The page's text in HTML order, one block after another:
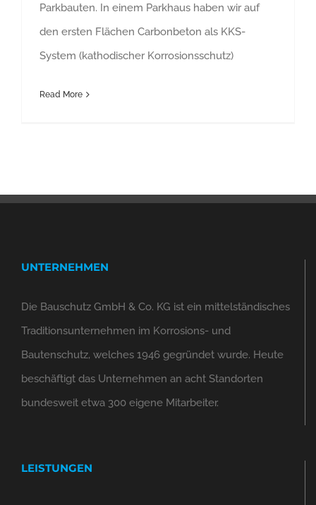
Parkbauten. In einem Parkhaus haben wir auf
den ersten Flächen Carbonbeton als KKS-
System (kathodischer Korrosionsschutz)
Read More
UNTERNEHMEN
Die Bauschutz GmbH & Co. KG ist ein mittelständisches
Traditionsunternehmen im Korrosions- und
Bautenschutz, welches 1946 gegründet wurde. Heute
beschäftigt das Unternehmen an acht Standorten
bundesweit etwa 300 eigene Mitarbeiter.
LEISTUNGEN